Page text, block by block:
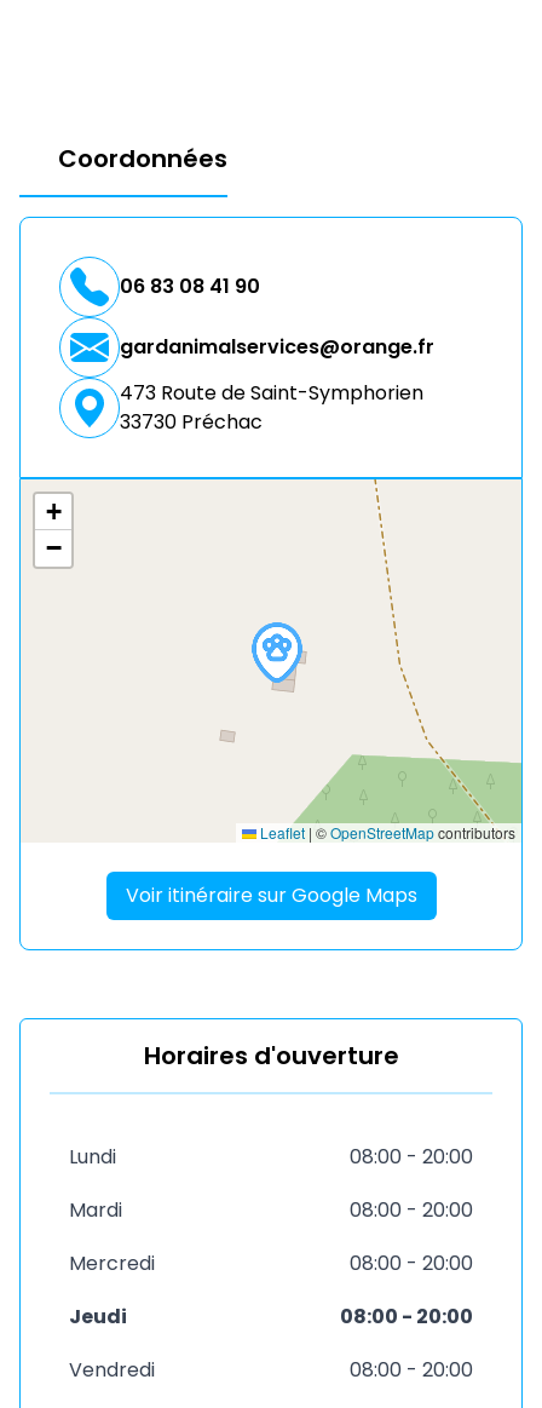
Coordonnées
06 83 08 41 90
gardanimalservices@orange.fr
473 Route de Saint-Symphorien
33730 Préchac
+
−
Leaflet | ©OpenStreetMapcontributors
Voir itinéraire sur Google Maps
Horaires d'ouverture
Lundi
08:00 - 20:00
Mardi
08:00 - 20:00
Mercredi
08:00 - 20:00
Jeudi
08:00 - 20:00
Vendredi
08:00 - 20:00